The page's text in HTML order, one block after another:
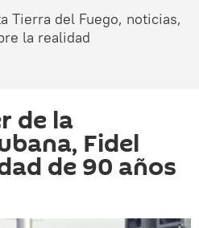
Tierra del Fuego, noticias,
la realidad
de la
Fidel
de 90 años